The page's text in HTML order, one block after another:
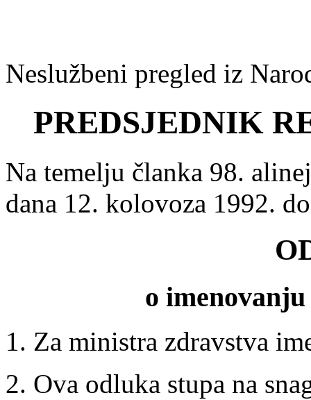
Neslužbeni pregled iz
PREDSJEDNIK
Na temelju članka 98.
dana 12. kolovoza 1992.
o
1. Za ministra zdravstva
2. Ova odluka stupa na